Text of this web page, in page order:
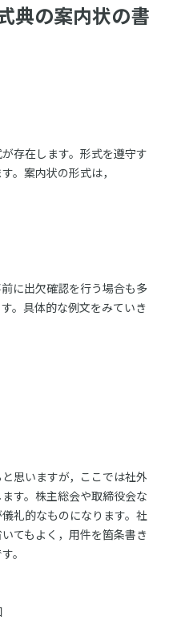
典の案内状の書
存在します。形式を遵守す
。案内状の形式は，
に出欠確認を行う場合も多
。具体的な例文をみていき
思いますが，ここでは社外
す。株主総会や取締役会な
礼的なものになります。社
てもよく，用件を箇条書き
。